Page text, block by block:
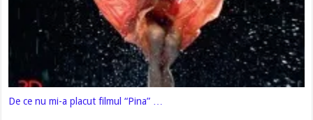
De ce nu mi-a placut filmul “Pina” …